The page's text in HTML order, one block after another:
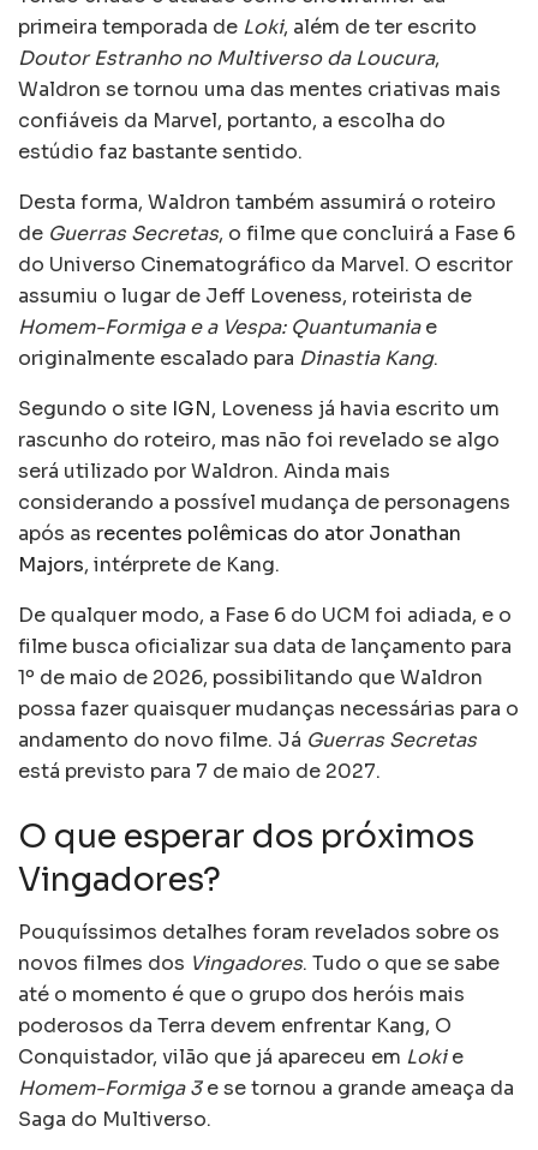
primeira temporada de Loki, além de ter escrito
Doutor Estranho no Multiverso da Loucura,
Waldron se tornou uma das mentes criativas mais
confiáveis ​​da Marvel, portanto, a escolha do
estúdio faz bastante sentido.
Desta forma, Waldron também assumirá o roteiro
de Guerras Secretas, o filme que concluirá a Fase 6
do Universo Cinematográfico da Marvel. O escritor
assumiu o lugar de Jeff Loveness, roteirista de
Homem-Formiga e a Vespa: Quantumaniae
originalmente escalado para Dinastia Kang.
Segundo o site IGN, Loveness já havia escrito um
rascunho do roteiro, mas não foi revelado se algo
será utilizado por Waldron. Ainda mais
considerando a possível mudança de personagens
após as recentes polêmicas do ator Jonathan
Majors, intérprete de Kang.
De qualquer modo, a Fase 6 do UCM foi adiada, e o
filme busca oficializar sua data de lançamento para
1º de maio de 2026, possibilitando que Waldron
possa fazer quaisquer mudanças necessárias para o
andamento do novo filme. Já Guerras Secretas
está previsto para 7 de maio de 2027.
O que esperar dos próximos
Vingadores?
Pouquíssimos detalhes foram revelados sobre os
novos filmes dos Vingadores. Tudo o que se sabe
até o momento é que o grupo dos heróis mais
poderosos da Terra devem enfrentar Kang, O
Conquistador, vilão que já apareceu em Lokie
Homem-Formiga 3e se tornou a grande ameaça da
Saga do Multiverso.